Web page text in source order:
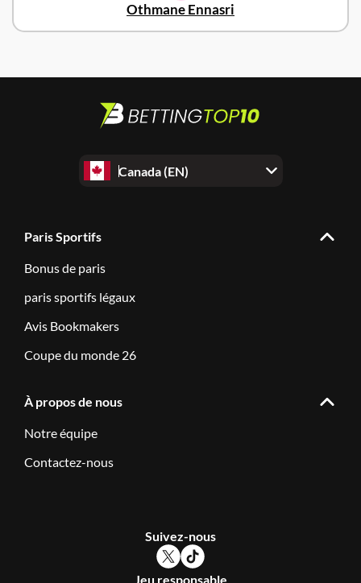
Othmane Ennasri
Canada (EN)
Paris Sportifs
Bonus de paris
paris sportifs légaux
Avis Bookmakers
Coupe du monde 26
À propos de nous
Notre équipe
Contactez-nous
Suivez-nous
Jeu responsable